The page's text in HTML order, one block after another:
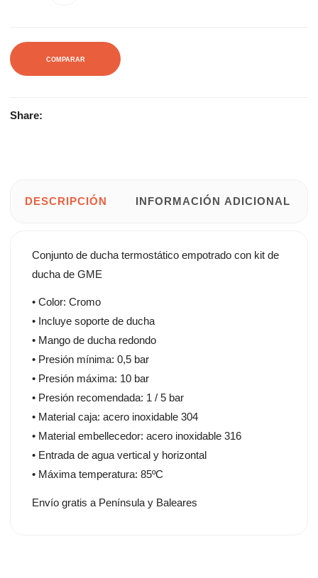
COMPARAR
Share:
DESCRIPCIÓN INFORMACIÓN ADICIONAL
Conjunto de ducha termostático empotrado con kit de
ducha de GME
• Color: Cromo
• Incluye soporte de ducha
• Mango de ducha redondo
• Presión mínima: 0,5 bar
• Presión máxima: 10 bar
• Presión recomendada: 1 / 5 bar
• Material caja: acero inoxidable 304
• Material embellecedor: acero inoxidable 316
• Entrada de agua vertical y horizontal
• Máxima temperatura: 85ºC
Envío gratis a Península y Baleares